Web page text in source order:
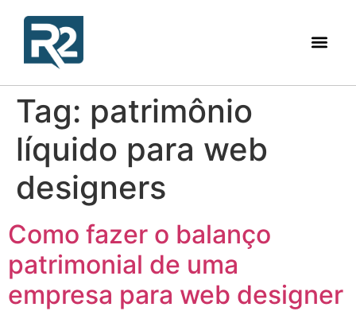
Tag: patrimônio
líquido para web
designers
Como fazer o balanço
patrimonial de uma
empresa para web designer